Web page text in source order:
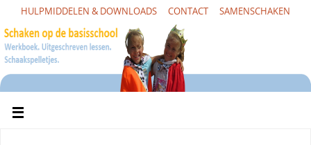
HULPMIDDELEN & DOWNLOADS CONTACT SAMENSCHAKEN